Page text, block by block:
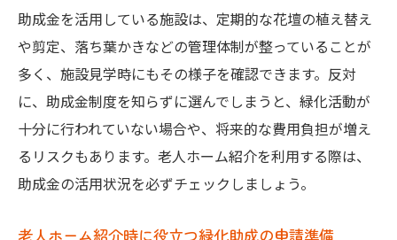
助成金を活用している施設は、定期的な花壇の植え替え
や剪定、落ち葉かきなどの管理体制が整っていることが
多く、施設見学時にもその様子を確認できます。反対
に、助成金制度を知らずに選んでしまうと、緑化活動が
十分に行われていない場合や、将来的な費用負担が増え
るリスクもあります。老人ホーム紹介を利用する際は、
助成金の活用状況を必ずチェックしましょう。
老人ホーム紹介時に役立つ緑化助成の申請準備